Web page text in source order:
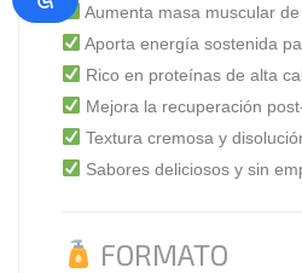
Aumenta masa muscular
Aporta energía sostenida
Rico en proteínas de alta
Mejora la recuperación
Textura cremosa y
Sabores deliciosos y sin
FORMATO